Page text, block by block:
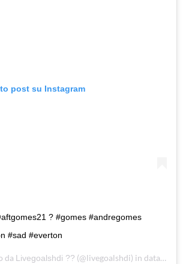
post su Instagram
? #gomes #andregomes
#sad #everton
da Livegoalshdi ?? (@livegoalshdi) in data: 4